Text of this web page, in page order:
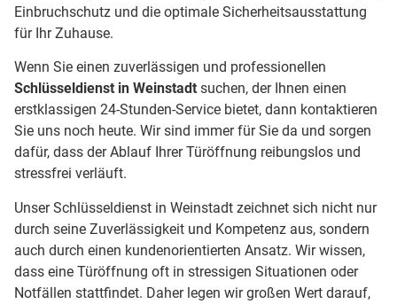
Einbruchschutz und die optimale Sicherheitsausstattung
für Ihr Zuhause.
Wenn Sie einen zuverlässigen und professionellen
Schlüsseldienst in Weinstadt suchen, der Ihnen einen
erstklassigen 24-Stunden-Service bietet, dann kontaktieren
Sie uns noch heute. Wir sind immer für Sie da und sorgen
dafür, dass der Ablauf Ihrer Türöffnung reibungslos und
stressfrei verläuft.
Unser Schlüsseldienst in Weinstadt zeichnet sich nicht nur
durch seine Zuverlässigkeit und Kompetenz aus, sondern
auch durch einen kundenorientierten Ansatz. Wir wissen,
dass eine Türöffnung oft in stressigen Situationen oder
Notfällen stattfindet. Daher legen wir großen Wert darauf,